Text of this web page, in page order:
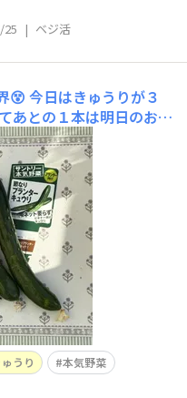
25 | ベジ活
😵 今日はきゅうりが３
あとの１本は明日のお楽
ゅうりが黄色くなってた
してもう少し頑張って
らい半日日陰の場所に移
ーミニの方はもうそろそ
うり
本気野菜